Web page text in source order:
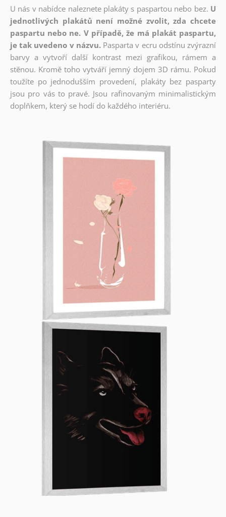
U nás v nabídce naleznete plakáty s paspartou nebo bez. U
jednotlivých plakátů není možné zvolit, zda chcete
paspartu nebo ne. V případě, že má plakát paspartu,
je tak uvedeno v názvu. Pasparta v ecru odstínu zvýrazní
barvy a vytvoří další kontrast mezi grafikou, rámem a
stěnou. Kromě toho vytváří jemný dojem 3D rámu. Pokud
toužíte po jednodušším provedení, plakáty bez pasparty
jsou pro vás to pravé. Jsou rafinovaným minimalistickým
doplňkem, který se hodí do každého interiéru.